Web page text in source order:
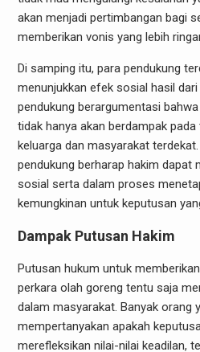
akan menjadi pertimbangan bagi
memberikan vonis yang lebih
Di samping itu, para pendukung
menunjukkan efek sosial hasil
pendukung berargumentasi
tidak hanya akan berdampak
keluarga dan masyarakat
pendukung berharap hakim
sosial serta dalam proses
kemungkinan untuk keputusan
Dampak Putusan Hakim
Putusan hukum untuk
perkara olah goreng tentu saja
dalam masyarakat. Banyak orang
mempertanyakan apakah
merefleksikan nilai-nilai keadilan,